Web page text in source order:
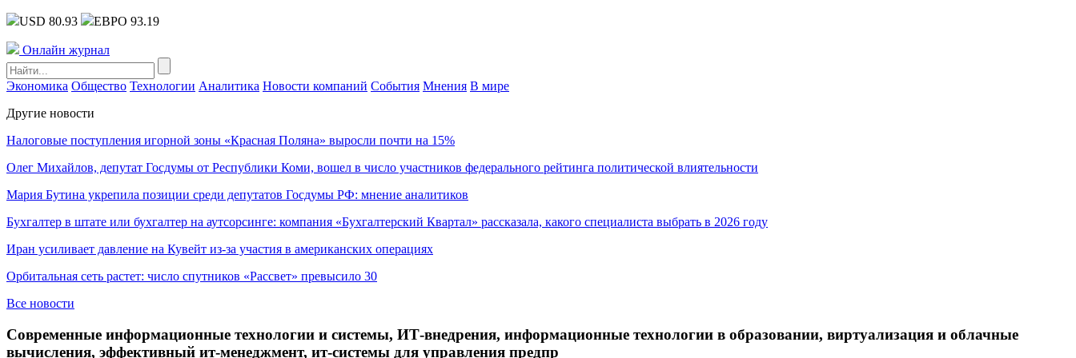
USD 80.93 ЕВРО 93.19
Онлайн журнал
Экономика Общество Технологии Аналитика Новости компаний События Мнения В мире
Другие новости
Налоговые поступления игорной зоны «Красная Поляна» выросли почти на 15%
Олег Михайлов, депутат Госдумы от Республики Коми, вошел в число участников федерального рейтинга политической влиятельности
Мария Бутина укрепила позиции среди депутатов Госдумы РФ: мнение аналитиков
Бухгалтер в штате или бухгалтер на аутсорсинге: компания «Бухгалтерский Квартал» рассказала, какого специалиста выбрать в 2026 году
Иран усиливает давление на Кувейт из-за участия в американских операциях
Орбитальная сеть растет: число спутников «Рассвет» превысило 30
Все новости
Современные информационные технологии и системы, ИТ-внедрения, информационные технологии в образовании, виртуализация и облачные
вычисления, эффективный ит-менеджмент, ит-системы для управления предпр